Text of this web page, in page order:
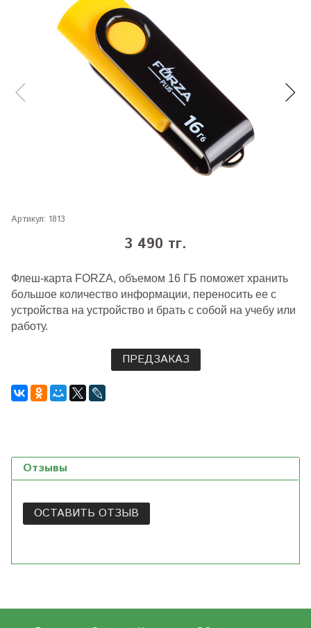
Артикул: 1813
3 490 тг.
Флеш-карта FORZA, объемом 16 ГБ поможет хранить
большое количество информации, переносить ее с
устройства на устройство и брать с собой на учебу или
работу.
ПРЕДЗАКАЗ
Отзывы
ОСТАВИТЬ ОТЗЫВ